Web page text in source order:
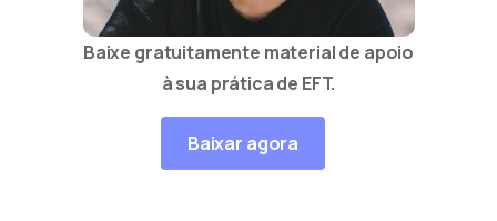
Baixe gratuitamente material de apoio
à sua prática de EFT.
Baixar agora